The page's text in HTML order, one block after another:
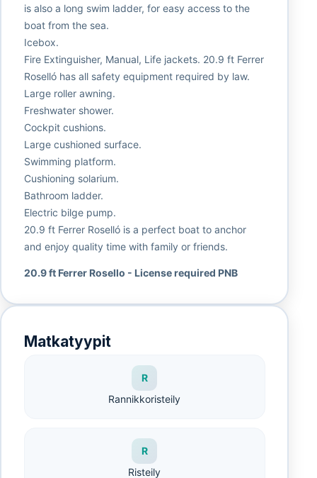
is also a long swim ladder, for easy access to the
boat from the sea.
Icebox.
Fire Extinguisher, Manual, Life jackets. 20.9 ft Ferrer
Roselló has all safety equipment required by law.
Large roller awning.
Freshwater shower.
Cockpit cushions.
Large cushioned surface.
Swimming platform.
Cushioning solarium.
Bathroom ladder.
Electric bilge pump.
20.9 ft Ferrer Roselló is a perfect boat to anchor
and enjoy quality time with family or friends.
20.9 ft Ferrer Rosello - License required PNB
Matkatyypit
R
Rannikkoristeily
R
Risteily